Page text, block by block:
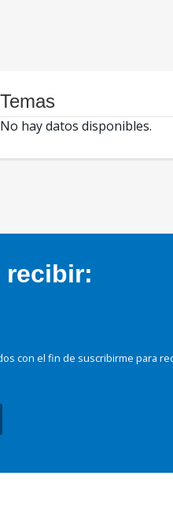
Temas
No hay datos disponibles.
recibir:
con el fin de suscribirme para